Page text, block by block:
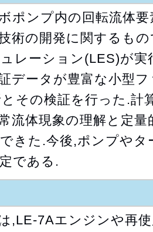
ポンプ内の回転流体
術の開発に関するも
レーション(LES)が
データが豊富な小型
その検証を行った.計
流体現象の理解と定
きた.今後,ポンプや
である.
,LE-7Aエンジンや再